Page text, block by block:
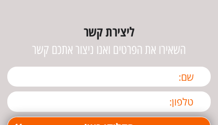
ליצירת קשר
השאירו את הפרטים ואנו ניצור אתכם קשר